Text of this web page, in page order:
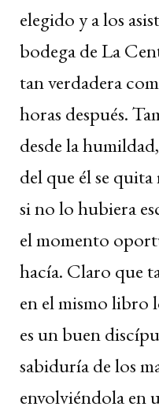
elegido y a los
bodega de La
tan verdadera
horas después.
desde la
del que él se
si no lo hubiera
el momento
hacía. Claro que
en el mismo libro
es un buen
sabiduría de los
envolviéndola en